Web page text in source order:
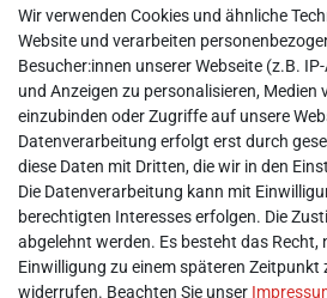
► Impressum
► Daten­schutz­erklärung
► AGB & Kundeninformation
► Barrierefreiheitserklärung
► Batterieentsorgung
► Kontakt
Mein Konto
► Registrieren
► Login
Wir verwenden Cookies und ähnliche
Website und verarbeiten
Besucher:innen unserer Webseite (z.B.
und Anzeigen zu personalisieren, Medien
einzubinden oder Zugriffe auf unsere
Datenverarbeitung erfolgt erst durch
diese Daten mit Dritten, die wir in den
Die Datenverarbeitung kann mit
berechtigten Interesses erfolgen. Die
abgelehnt werden. Es besteht das Recht,
Einwilligung zu einem späteren Zeitpunkt
widerrufen. Beachten Sie unser